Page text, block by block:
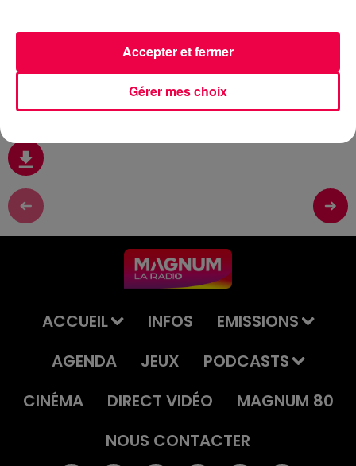
QUIZZ TONIC AVEC JOHANNA DE
RAMBERVILLERS (11/05)
QUIZZ TONIC avec Johanna de Rambervillers (11/05)
ACCUEIL INFOS
EMISSIONS
AGENDA
JEUX
PODCASTS
CINÉMA
DIRECT VIDÉO
MAGNUM 80
NOUS CONTACTER
Gérer mes choix
Accepter et fermer